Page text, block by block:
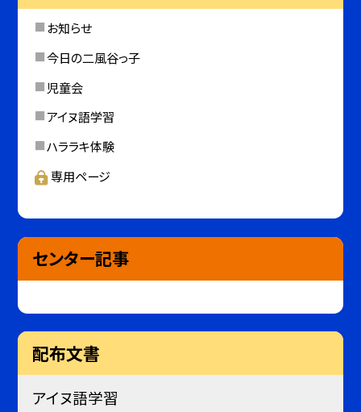
お知らせ
今日の二風谷っ子
児童会
アイヌ語学習
ハララキ体験
専用ページ
センター記事
配布文書
アイヌ語学習